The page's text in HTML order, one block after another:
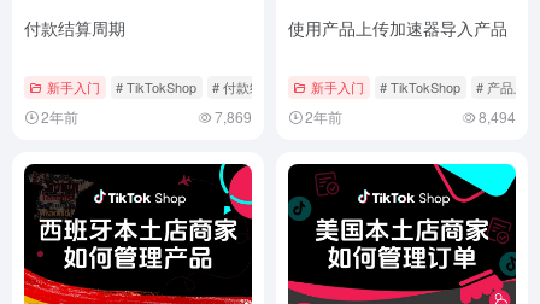
付款结算周期
新手入门 # TikTokShop # 付款结算 # 爱尔兰本土店
2年前 7,869
使用产品上传加速器导入产品
新手入门 # TikTokShop # 产品上
2年前 8,494